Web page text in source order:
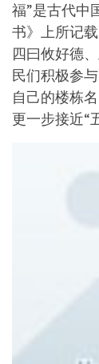
福”是古代中
书》上所记
四曰攸好德
民们积极参
自己的楼栋
更一步接近“